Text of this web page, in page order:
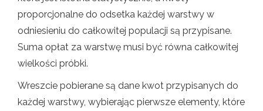
proporcjonalne do odsetka każdej warstwy w
odniesieniu do całkowitej populacji są przypisane.
Suma opłat za warstwę musi być równa całkowitej
wielkości próbki.
Wreszcie pobierane są dane kwot przypisanych do
każdej warstwy, wybierając pierwsze elementy, które